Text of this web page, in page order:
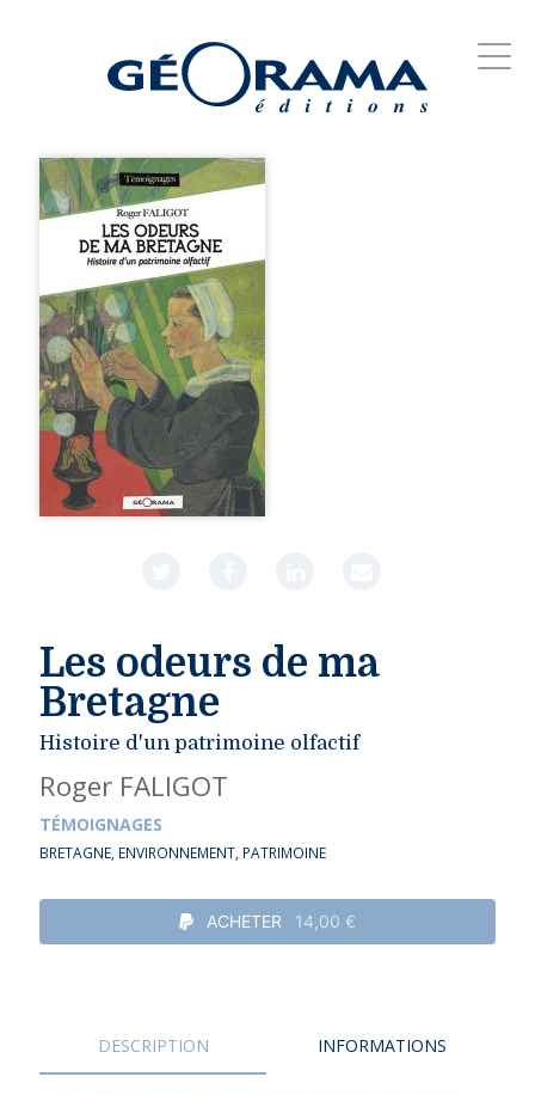
Les odeurs de ma
Bretagne
Histoire d'un patrimoine olfactif
Roger FALIGOT
TÉMOIGNAGES
BRETAGNE, ENVIRONNEMENT, PATRIMOINE
ACHETER 14,00 €
DESCRIPTION INFORMATIONS